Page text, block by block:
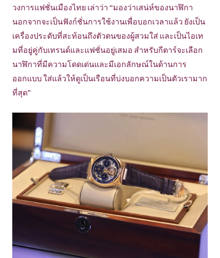
วงการแฟชั่นเมืองไทย เล่าว่า “มองว่าเสน่ห์ของนาฬิกา
นอกจากจะเป็นฟังก์ชั่นการใช้งานเพื่อบอกเวลาแล้ว ยังเป็น
เครื่องประดับที่สะท้อนถึงตัวตนของผู้สวมใส่ และเป็นไอเท
มที่อยู่คู่กับเทรนด์และแฟชั่นอยู่เสมอ สำหรับกีตาร์จะเลือก
นาฬิกาที่มีความโดดเด่นและมีเอกลักษณ์ในด้านการ
ออกแบบ ใส่แล้วให้ดูเป็นเรือนที่บ่งบอกความเป็นตัวเรามาก
ที่สุด”